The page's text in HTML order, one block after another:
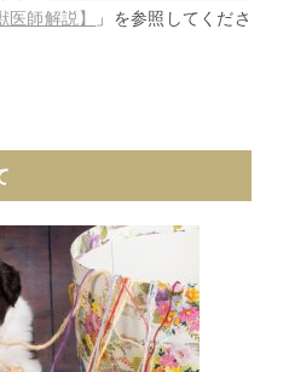
師解説】
」を参照してくださ